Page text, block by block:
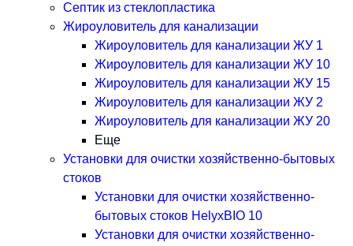
Септик из стеклопластика
Жироуловитель для канализации
Жироуловитель для канализации ЖУ 1
Жироуловитель для канализации ЖУ 10
Жироуловитель для канализации ЖУ 15
Жироуловитель для канализации ЖУ 2
Жироуловитель для канализации ЖУ 20
Еще
Установки для очистки хозяйственно-бытовых
стоков
Установки для очистки хозяйственно-
бытовых стоков HelyxBIO 10
Установки для очистки хозяйственно-